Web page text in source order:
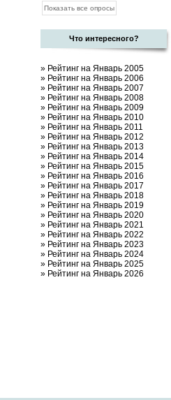
Что интересного?
» Рейтинг на Январь 2005
» Рейтинг на Январь 2006
» Рейтинг на Январь 2007
» Рейтинг на Январь 2008
» Рейтинг на Январь 2009
» Рейтинг на Январь 2010
» Рейтинг на Январь 2011
» Рейтинг на Январь 2012
» Рейтинг на Январь 2013
» Рейтинг на Январь 2014
» Рейтинг на Январь 2015
» Рейтинг на Январь 2016
» Рейтинг на Январь 2017
» Рейтинг на Январь 2018
» Рейтинг на Январь 2019
» Рейтинг на Январь 2020
» Рейтинг на Январь 2021
» Рейтинг на Январь 2022
» Рейтинг на Январь 2023
» Рейтинг на Январь 2024
» Рейтинг на Январь 2025
» Рейтинг на Январь 2026